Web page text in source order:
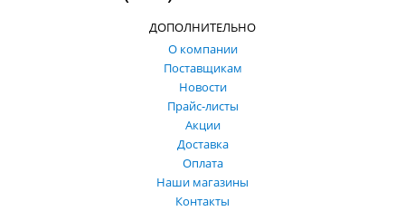
ДОПОЛНИТЕЛЬНО
О компании
Поставщикам
Новости
Прайс-листы
Акции
Доставка
Оплата
Наши магазины
Контакты